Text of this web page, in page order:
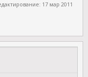
17 мар 2011